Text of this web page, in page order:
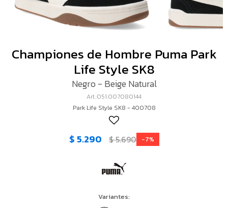
Championes de Hombre Puma Park
Life Style SK8
Negro - Beige Natural
051.007080144
Park Life Style SK8 - 400708
$ 5.290 $5.690 7
Variantes: